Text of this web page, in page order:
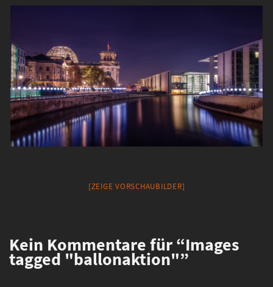
[ZEIGE VORSCHAUBILDER]
Kein Kommentare für “Images
tagged "ballonaktion"”